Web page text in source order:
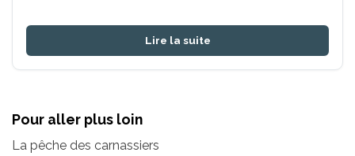
Lire la suite
Pour aller plus loin
La pêche des carnassiers